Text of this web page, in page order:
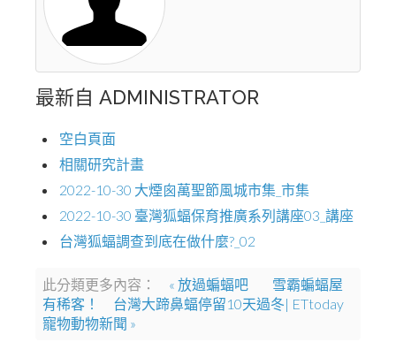
最新自 ADMINISTRATOR
空白頁面
相關研究計畫
2022-10-30 大煙囪萬聖節風城市集_市集
2022-10-30 臺灣狐蝠保育推廣系列講座03_講座
台灣狐蝠調查到底在做什麼?_02
此分類更多內容： « 放過蝙蝠吧
雪霸蝙蝠屋
有稀客！ 台灣大蹄鼻蝠停留10天過冬| ETtoday
寵物動物新聞 »